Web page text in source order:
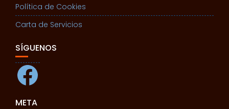
Política de Cookies
Carta de Servicios
SÍGUENOS
Facebook
META